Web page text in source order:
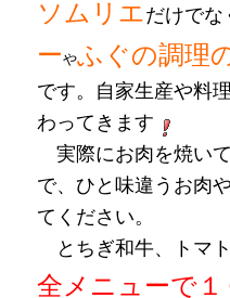
ソムリエだけでな
ーやふぐの調理
です。自家生産や料
わってきます
実際にお肉を焼い
で、ひと味違うお肉
てください。
とちぎ和牛、
トマ
全メニューで